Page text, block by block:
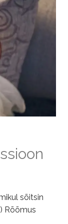
sõitsin
Rõõmus